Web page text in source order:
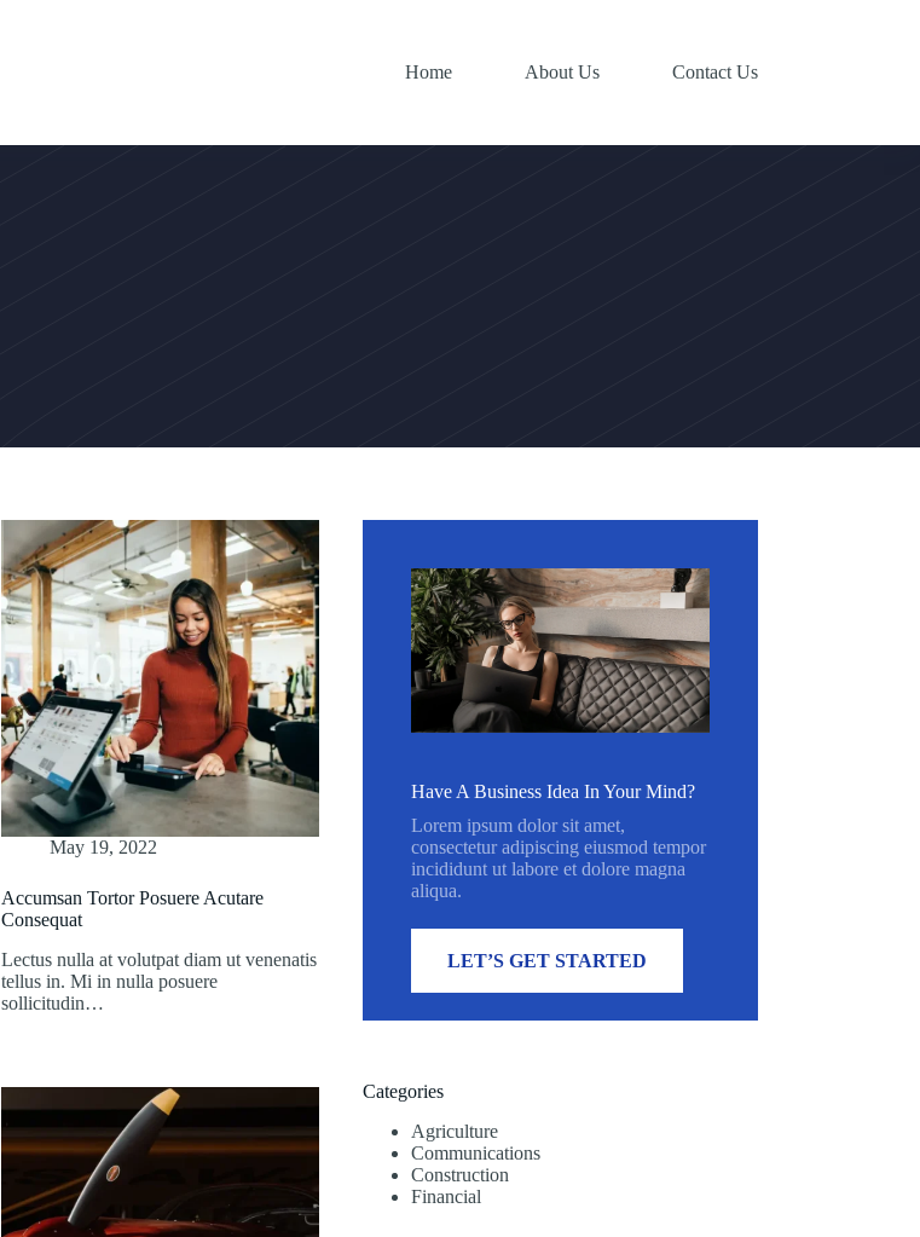
Home
About Us Contact Us
May 19, 2022
Accumsan Tortor Posuere Acutare
Consequat
Lectus nulla at volutpat diam ut venenatis
tellus in. Mi in nulla posuere
sollicitudin…
Have A Business Idea In Your Mind?
Lorem ipsum dolor sit amet,
consectetur adipiscing eiusmod tempor
incididunt ut labore et dolore magna
aliqua.
LET’S GET STARTED
Categories
Agriculture
Communications
Construction
Financial